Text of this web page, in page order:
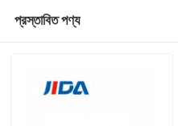
প্রস্তাবিত পণ্য